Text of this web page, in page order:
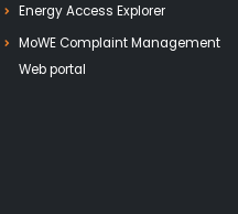
Energy Access Explorer
MoWE Complaint Management
Web portal